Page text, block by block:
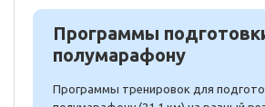
Программы
полумарафону
Программы тренировок для